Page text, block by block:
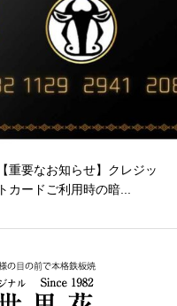
【重要なお知らせ】クレジッ
トカードご利用時の暗...